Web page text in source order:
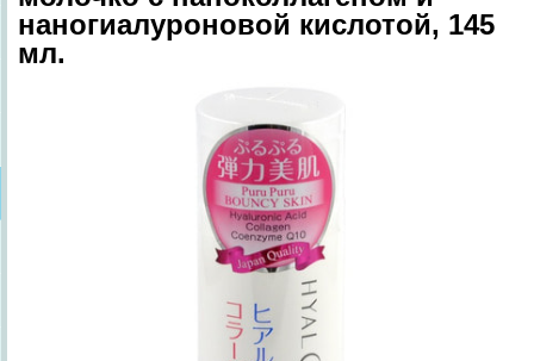
наногиалуроновой кислотой, 145
мл.